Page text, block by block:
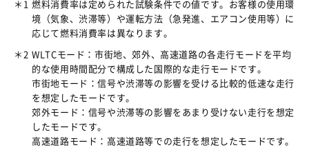
＊1
燃料消費率は定められた試験条件での値です。お客様の使用環
境（気象、渋滞等）や運転方法（急発進、エアコン使用等）に
応じて燃料消費率は異なります。
＊2 WLTCモード：市街地、郊外、高速道路の各走行モードを平均
的な使用時間配分で構成した国際的な走行モードです。
市街地モード：信号や渋滞等の影響を受ける比較的低速な走行
を想定したモードです。
郊外モード：信号や渋滞等の影響をあまり受けない走行を想定
したモードです。
高速道路モード：高速道路等での走行を想定したモードです。